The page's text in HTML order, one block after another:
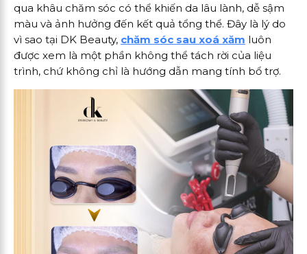
qua khâu chăm sóc có thể khiến da lâu lành, dễ sậm
màu và ảnh hưởng đến kết quả tổng thể. Đây là lý do
vì sao tại DK Beauty, chăm sóc sau xoá xăm luôn
được xem là một phần không thể tách rời của liệu
trình, chứ không chỉ là hướng dẫn mang tính bổ trợ.